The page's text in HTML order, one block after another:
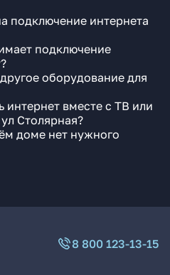
подключение интернета
подключение
оборудование для
вместе с ТВ или
Столярная?
доме нет нужного
8 800 123-13-15